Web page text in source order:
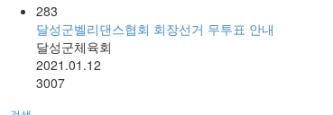
283
달성군벨리댄스협회 회장선거 무투표 안내
달성군체육회
2021.01.12
3007